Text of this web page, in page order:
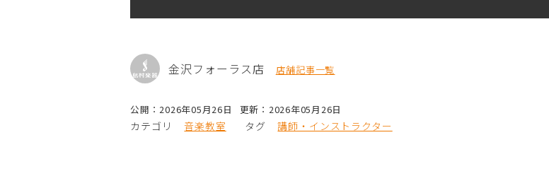
金沢フォーラス店 店舗記事一覧
公開：2026年05月26日 更新：2026年05月26日
カテゴリ 音楽教室 タグ 講師・インストラクター